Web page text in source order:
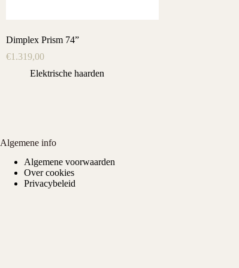
Dimplex Prism 74”
€1.319,00
Elektrische haarden
Algemene info
Algemene voorwaarden
Over cookies
Privacybeleid